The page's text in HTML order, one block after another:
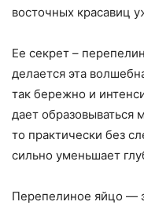
восточных красавиц
Ее секрет –
делается эта
так бережно и
дает образовываться
то практически без
сильно уменьшает
Перепелиное яйцо —